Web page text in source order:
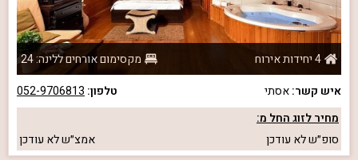
4 יחידות אירוח
מקסימום אורחים ללינה: 24
איש קשר:אסתי טלפון: 052-9706813
מחיר לזוג החל מ:
סופ״שלא עודכן אמצ״שלא עודכן